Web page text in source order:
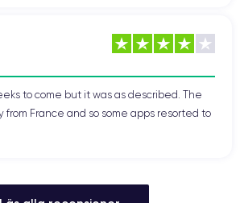
to come but it was as described. The
from France and so some apps resorted to